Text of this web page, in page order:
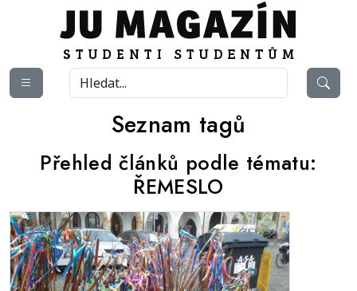
Seznam tagů
Přehled článků podle tématu:
ŘEMESLO